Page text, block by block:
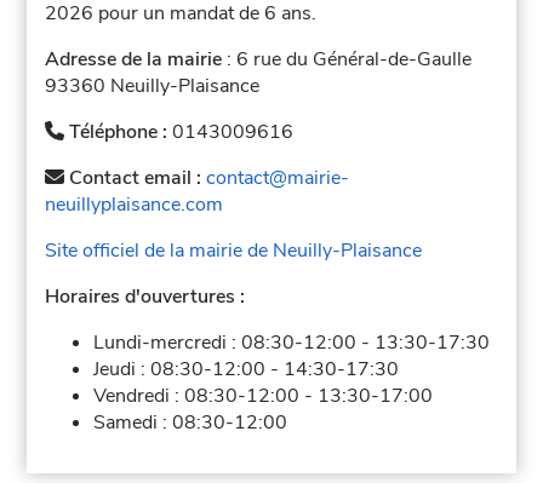
2026 pour un mandat de 6 ans.
Adresse de la mairie : 6 rue du Général-de-Gaulle
93360 Neuilly-Plaisance
Téléphone :0143009616
Contact email :contact@mairie-
neuillyplaisance.com
Site officiel de la mairie de Neuilly-Plaisance
Horaires d'ouvertures :
Lundi-mercredi :08:30-12:00 - 13:30-17:30
Jeudi :08:30-12:00 - 14:30-17:30
Vendredi :08:30-12:00 - 13:30-17:00
Samedi :08:30-12:00